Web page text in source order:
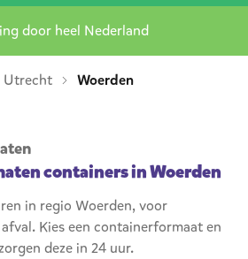
door heel Nederland
Utrecht Woerden
containers in Woerden
in regio Woerden, voor
Kies een containerformaat en
deze in 24 uur.